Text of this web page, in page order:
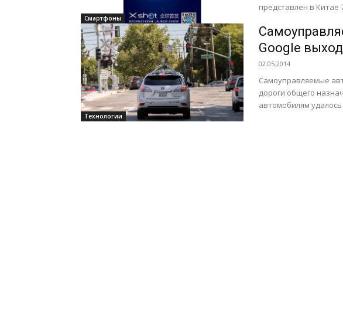
Смартфоны
представлен в Китае
Технологии
Google
Вью
02.05.2014
Самоуправляемые
дороги общего
автомобилям